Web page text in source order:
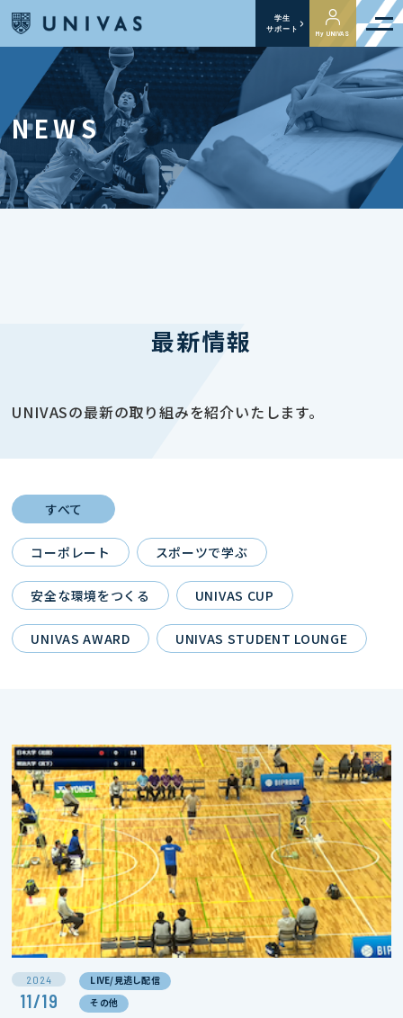
学生
サポート
My UNIVAS
NEWS
最新情報
UNIVASの最新の取り組みを紹介いたします。
すべて
コーポレート スポーツで学ぶ
安全な環境をつくる UNIVAS CUP
UNIVAS AWARD UNIVAS STUDENT LOUNGE
2024
11/19
LIVE/見逃し配信
その他